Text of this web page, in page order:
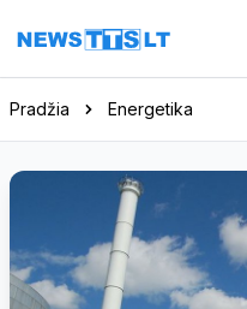
Eiti į turinį
Pradžia Energetika